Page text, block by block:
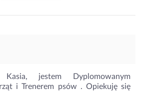
jestem Dyplomowanym
i Trenerem psów . Opiekuję się